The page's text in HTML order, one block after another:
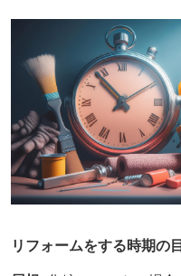
リフォームをする時期の